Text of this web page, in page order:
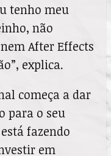
tenho meu
não
After Effects
explica.
começa a dar
para o seu
fazendo
em